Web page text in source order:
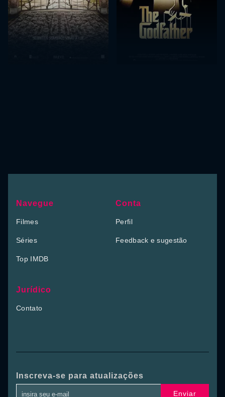
Navegue
Filmes
Séries
Top IMDB
Conta
Perfil
Feedback e sugestão
Jurídico
Contato
Inscreva-se para atualizações
Enviar